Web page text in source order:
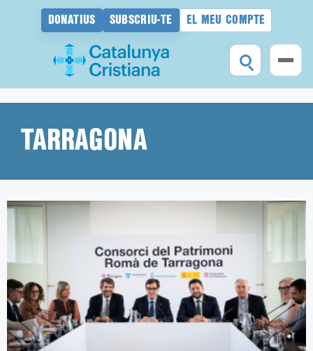
DONATIUS SUBSCRIU-TE EL MEU COMPTE
contingutTARRAGONA